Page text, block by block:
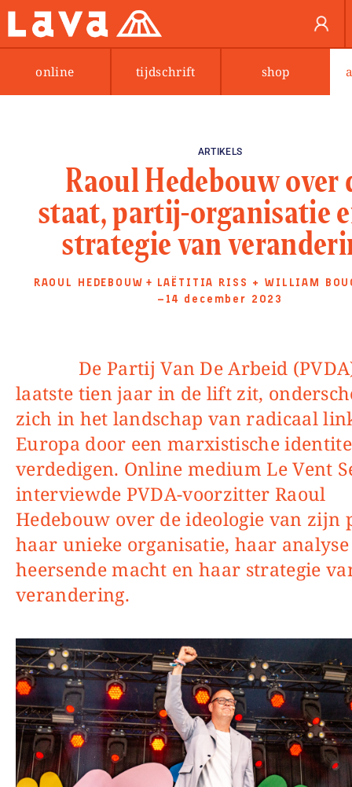
online tijdschrift shop
ARTIKELS
Raoul Hedebouw over
staat, partij-organisatie
strategie van
RAOUL HEDEBOUW + LAËTITIA RISS +WILLIAM
—14 december 2023
De Partij Van De Arbeid (PVDA), die de
laatste tien jaar in de lift zit,
zich in het landschap van radicaal
Europa door een marxistische
verdedigen. Online medium Le Vent
interviewde PVDA-voorzitter Raoul
Hedebouw over de ideologie van zijn
haar unieke organisatie, haar
heersende macht en haar strategie
verandering.